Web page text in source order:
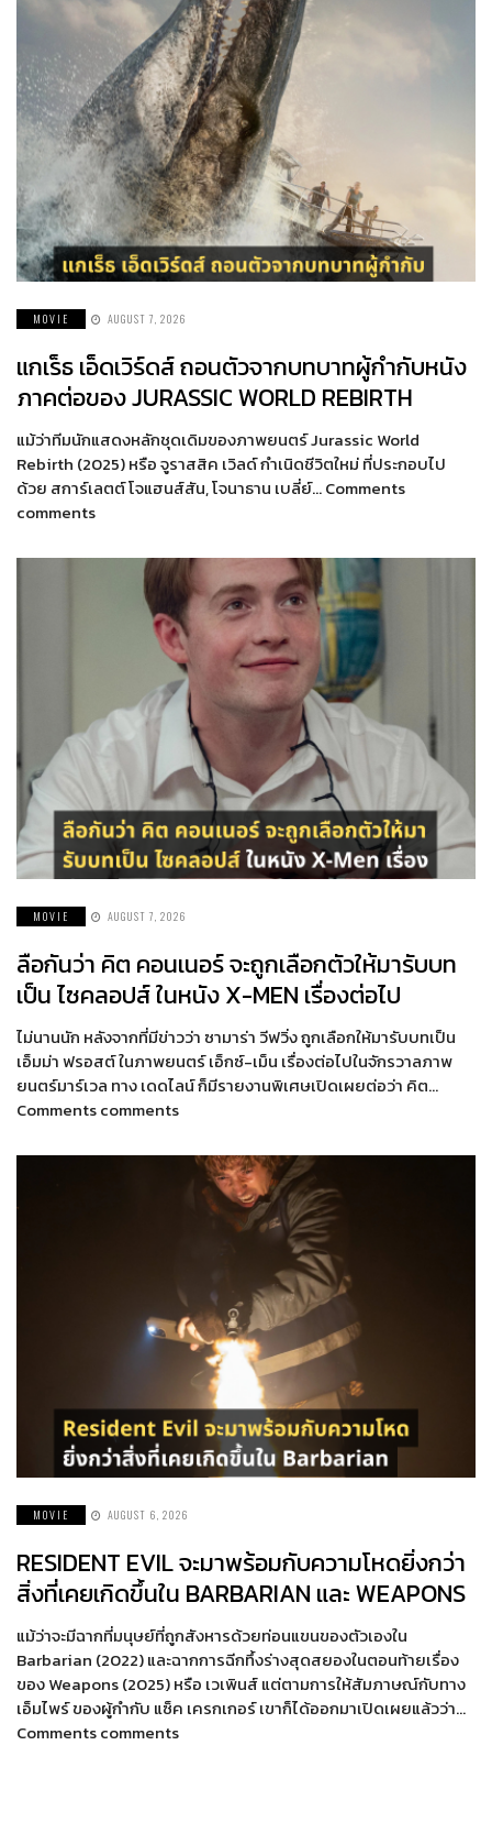
MOVIE AUGUST 7, 2026
แกเร็ธ เอ็ดเวิร์ดส์ ถอนตัวจากบทบาทผู้กำกับหนัง
ภาคต่อของ JURASSIC WORLD REBIRTH
แม้ว่าทีมนักแสดงหลักชุดเดิมของภาพยนตร์ Jurassic World
Rebirth (2025) หรือ จูราสสิค เวิลด์ กำเนิดชีวิตใหม่ ที่ประกอบไป
ด้วย สการ์เลตต์ โจแฮนส์สัน, โจนาธาน เบลี่ย์… Comments
comments
MOVIE AUGUST 7, 2026
ลือกันว่า คิต คอนเนอร์ จะถูกเลือกตัวให้มารับบท
เป็น ไซคลอปส์ ในหนัง X-MEN เรื่องต่อไป
ไม่นานนัก หลังจากที่มีข่าวว่า ซามาร่า วีฟวิ่ง ถูกเลือกให้มารับบทเป็น
เอ็มม่า ฟรอสต์ ในภาพยนตร์ เอ็กซ์-เม็น เรื่องต่อไปในจักรวาลภาพ
ยนตร์มาร์เวล ทาง เดดไลน์ ก็มีรายงานพิเศษเปิดเผยต่อว่า คิต…
Comments comments
MOVIE AUGUST 6, 2026
RESIDENT EVIL จะมาพร้อมกับความโหดยิ่งกว่า
สิ่งที่เคยเกิดขึ้นใน BARBARIAN และ WEAPONS
แม้ว่าจะมีฉากที่มนุษย์ที่ถูกสังหารด้วยท่อนแขนของตัวเองใน
Barbarian (2022) และฉากการฉีกทึ้งร่างสุดสยองในตอนท้ายเรื่อง
ของ Weapons (2025) หรือ เวเพินส์ แต่ตามการให้สัมภาษณ์กับทาง
เอ็มไพร์ ของผู้กำกับ แซ็ค เครกเกอร์ เขาก็ได้ออกมาเปิดเผยแล้วว่า…
Comments comments